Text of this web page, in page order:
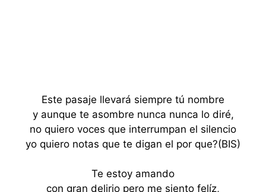
Este pasaje llevará siempre tú nombre
y aunque te asombre nunca nunca lo diré,
no quiero voces que interrumpan el silencio
yo quiero notas que te digan el por que?(BIS)
Te estoy amando
con gran delirio pero me siento felíz,